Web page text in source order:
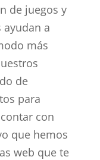
de juegos y
a
más
de
para
con
que hemos
web que te